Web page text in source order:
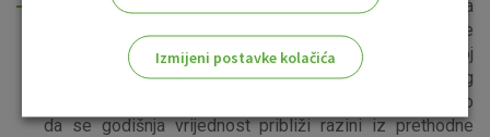
U prvom polugodištu 2025. konsolidirana stopa troška
kreditnog rizika iznosila je 66 baznih bodova, što je više
u odnosu na 38 baznih bodova zabilježenih u cijeloj
2024. Uprava ne očekuje toliko poboljšanje ovog
pokazatelja u drugoj polovici godine koje bi omogućilo
da se godišnja vrijednost približi razini iz prethodne
Izmijeni postavke kolačića